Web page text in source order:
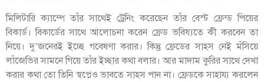
মিলিটারি ক্যাম্পে তাঁর সাথেই ট্রেনিং করেছেন তাঁর বেস্ট ফ্রেন্ড পিয়ের
বিকার্ড। বিকার্ডের সাথে আলোচনা করেন ফ্রেড ভবিষ্যতে কী করবেন তা
নিয়ে। দু’জনেরই ইচ্ছে গবেষণা করার। কিন্তু ফ্রেডের সাহস নেই মঁসিয়ে
লাঁজেভির সামনে গিয়ে তাঁর ইচ্ছার কথা বলার। আর মাদাম কুরির সাথে দেখা
করার কথা তো তিনি স্বপ্নেও ভাবতে সাহস পান না। ফ্রেডকে সাহায্য করলেন